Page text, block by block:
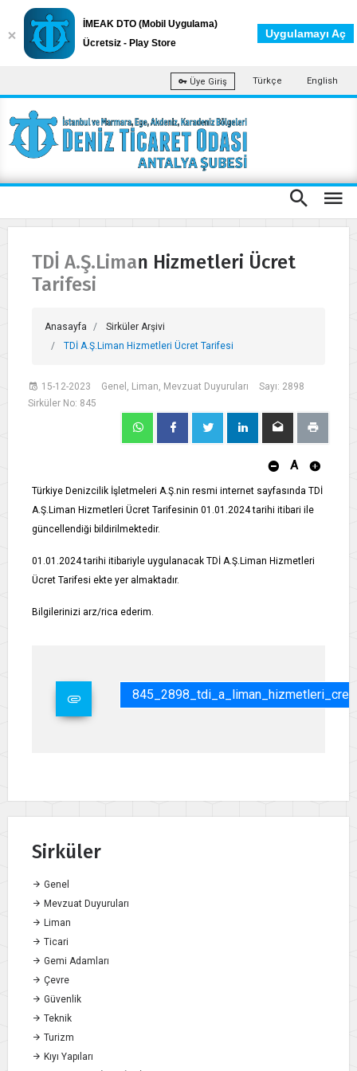
Üye Giriş Türkçe English
TDİ A.Ş.Liman Hizmetleri Ücret
Tarifesi
Anasayfa
Sirküler Arşivi
TDİ A.Ş.Liman Hizmetleri Ücret Tarifesi
15-12-2023 Genel, Liman, Mevzuat Duyuruları
Sayı: 2898
Sirküler No: 845
A
Türkiye Denizcilik İşletmeleri A.Ş.nin resmi internet sayfasında TDİ
A.Ş.Liman Hizmetleri Ücret Tarifesinin 01.01.2024 tarihi itibari ile
güncellendiği bildirilmektedir.
01.01.2024 tarihi itibariyle uygulanacak TDİ A.Ş.Liman Hizmetleri
Ücret Tarifesi ekte yer almaktadır.
Bilgilerinizi arz/rica ederim.
Sirküler
Genel
Mevzuat Duyuruları
Liman
Ticari
Gemi Adamları
Çevre
Güvenlik
Teknik
Turizm
Kıyı Yapıları
İMEAK DTO (Mobil Uygulama)
Ücretsiz - Play Store
Uygulamayı Aç